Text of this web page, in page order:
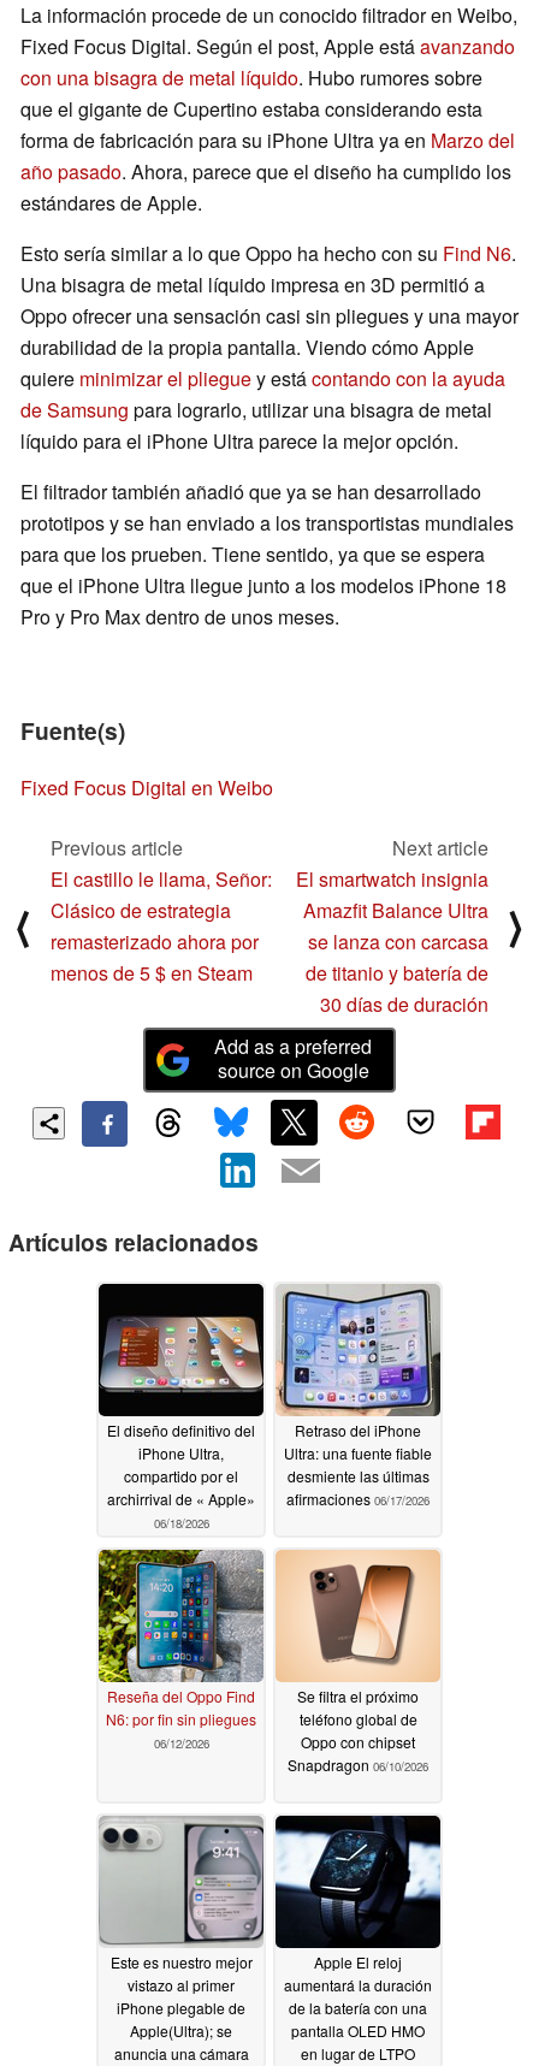
La información procede de un conocido filtrador en Weibo,
Fixed Focus Digital. Según el post, Apple estáavanzando
con una bisagra de metal líquido. Hubo rumores sobre
que el gigante de Cupertino estaba considerando esta
forma de fabricación para su iPhone Ultra ya en Marzo del
año pasado. Ahora, parece que el diseño ha cumplido los
estándares de Apple.
Esto sería similar a lo que Oppo ha hecho con su Find N6.
Una bisagra de metal líquido impresa en 3D permitió a
Oppo ofrecer una sensación casi sin pliegues y una mayor
durabilidad de la propia pantalla. Viendo cómo Apple
quiere minimizar el plieguey estácontando con la ayuda
de Samsung para lograrlo, utilizar una bisagra de metal
líquido para el iPhone Ultra parece la mejor opción.
El filtrador también añadió que ya se han desarrollado
prototipos y se han enviado a los transportistas mundiales
para que los prueben. Tiene sentido, ya que se espera
que el iPhone Ultra llegue junto a los modelos iPhone 18
Pro y Pro Max dentro de unos meses.
Fuente(s)
Fixed Focus Digital en Weibo
⟨
Previous article
El castillo le llama, Señor:
Clásico de estrategia
remasterizado ahora por
menos de 5 $ en Steam
Next article
El smartwatch insignia
Amazfit Balance Ultra
se lanza con carcasa
de titanio y batería de
30 días de duración
⟩
Add as a preferred
source on Google
Artículos relacionados
El diseño definitivo del
iPhone Ultra,
compartido por el
archirrival de « Apple»
06/18/2026
Retraso del iPhone
Ultra: una fuente fiable
desmiente las últimas
afirmaciones 06/17/2026
Reseña del Oppo Find
N6: por fin sin pliegues
06/12/2026
Se filtra el próximo
teléfono global de
Oppo con chipset
Snapdragon 06/10/2026
Este es nuestro mejor
vistazo al primer
iPhone plegable de
Apple(Ultra); se
anuncia una cámara
Apple El reloj
aumentará la duración
de la batería con una
pantalla OLED HMO
en lugar de LTPO